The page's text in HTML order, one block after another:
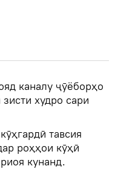
каналу ҷӯёборҳо
худро сари
тавсия
роҳҳои кӯҳӣ
кунанд.